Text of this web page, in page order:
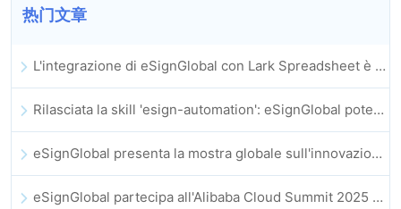
热门文章
L'integrazione di eSignGlobal con Lark Spreadsheet è ufficialmente online: firma e archiviazione automatica completa dei contratti elettronici
Rilasciata la skill 'esign-automation': eSignGlobal potenzia OpenClaw con firme elettroniche automatizzate
eSignGlobal presenta la mostra globale sull'innovazione GIS 2025
eSignGlobal partecipa all'Alibaba Cloud Summit 2025 di Hong Kong, promuovendo l'innovazione cloud guidata dall'IA e la fiducia digitale